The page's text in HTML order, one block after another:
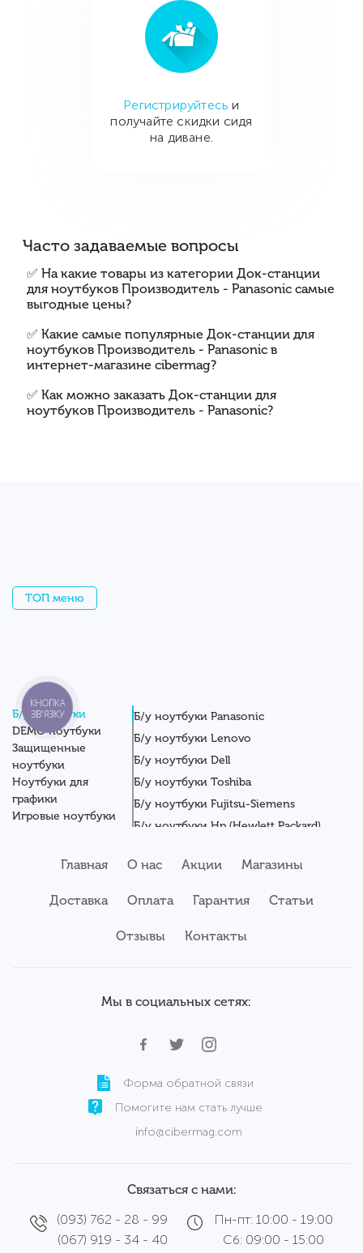
Регистрируйтесь и
получайте скидки сидя
на диване.
Часто задаваемые вопросы
✅ На какие товары из категории Док-станции
для ноутбуков Производитель - Panasonic самые
выгодные цены?
✅ Какие самые популярные Док-станции для
ноутбуков Производитель - Panasonic в
интернет-магазине cibermag?
✅ Как можно заказать Док-станции для
ноутбуков Производитель - Panasonic?
ТОП меню
Б/у ноутбуки
DEMO ноутбуки
Защищенные
ноутбуки
Ноутбуки для
графики
Игровые ноутбуки
Мониторы
Серверы
Б/у ноутбуки Panasonic
Б/у ноутбуки Lenovo
Б/у ноутбуки Dell
Б/у ноутбуки Toshiba
Б/у ноутбуки Fujitsu-Siemens
Б/у ноутбуки Hp (Hewlett Packard)
Б/у ноутбуки Asus
Б/у ноутбуки Samsung
Главная О нас Акции Магазины
Доставка Оплата Гарантия Статьи
Отзывы Контакты
Мы в социальных сетях:
Форма обратной связи
Помогите нам стать лучше
info@cibermag.com
Связаться с нами:
(093) 762 - 28 - 99
(067) 919 - 34 - 40
Пн-пт: 10:00 - 19:00
Сб: 09:00 - 15:00
КНОПКА
ЗВ'ЯЗКУ